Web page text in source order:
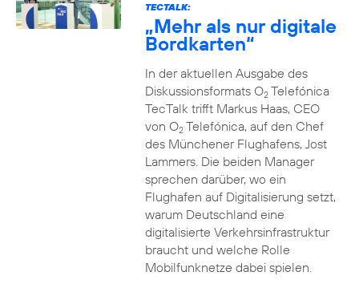
TECTALK:
„Mehr als nur digitale
Bordkarten“
In der aktuellen Ausgabe des
Diskussionsformats O2Telefónica
TecTalk trifft Markus Haas, CEO
von O2Telefónica, auf den Chef
des Münchener Flughafens, Jost
Lammers. Die beiden Manager
sprechen darüber, wo ein
Flughafen auf Digitalisierung setzt,
warum Deutschland eine
digitalisierte Verkehrsinfrastruktur
braucht und welche Rolle
Mobilfunknetze dabei spielen.